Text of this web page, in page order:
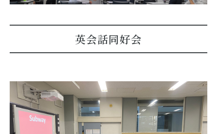
英会話同好会